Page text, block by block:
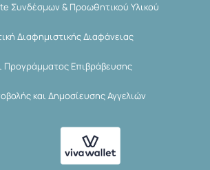
Συνδέσμων & Προωθητικού Υλικού
Διαφημιστικής Διαφάνειας
Προγράμματος Επιβράβευσης
και Δημοσίευσης Αγγελιών